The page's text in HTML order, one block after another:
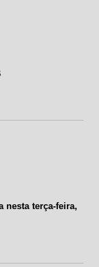
nesta terça-feira,